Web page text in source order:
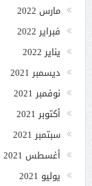
مارس 2022
فبراير 2022
يناير 2022
ديسمبر 2021
نوفمبر 2021
أكتوبر 2021
سبتمبر 2021
أغسطس 2021
يوليو 2021